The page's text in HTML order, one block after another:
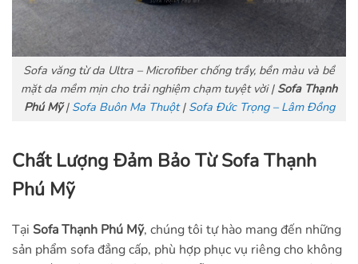
Sofa văng từ da Ultra – Microfiber chống trầy, bền màu và bề
mặt da mềm mịn cho trải nghiệm chạm tuyệt vời | Sofa Thạnh
Phú Mỹ| Sofa Buôn Ma Thuột| Sofa Đức Trọng – Lâm Đồng
Chất Lượng Đảm Bảo Từ Sofa Thạnh
Phú Mỹ
Tại Sofa Thạnh Phú Mỹ, chúng tôi tự hào mang đến những
sản phẩm sofa đẳng cấp, phù hợp phục vụ riêng cho không